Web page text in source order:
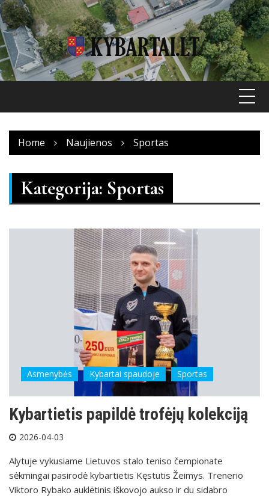
Skip
to
content
Home Naujienos Sportas
Kategorija: Sportas
Asmenybės Kybartai spaudoje Sportas
Kybartietis papildė trofėjų kolekciją
2026-04-03
Alytuje vykusiame Lietuvos stalo teniso čempionate
sėkmingai pasirodė kybartietis Kęstutis Žeimys. Trenerio
Viktoro Rybako auklėtinis iškovojo aukso ir du sidabro